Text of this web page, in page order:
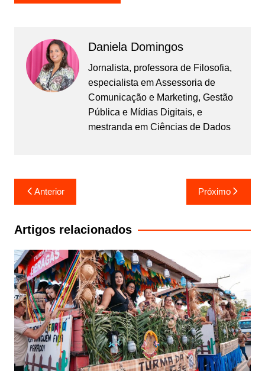
Daniela Domingos
Jornalista, professora de Filosofia,
especialista em Assessoria de
Comunicação e Marketing, Gestão
Pública e Mídias Digitais, e
mestranda em Ciências de Dados
Navegação
de
Post
Anterior Próximo
Artigos relacionados